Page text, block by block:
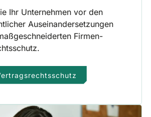
Ihr Unternehmen vor den
Auseinandersetzungen
Firmen-